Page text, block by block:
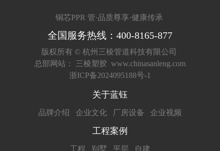
铜芯PPR 管·品质尊享·健康传承
全国服务热线：400-8165-877
版权所有 © 杭州三棱管道科技有限公司
总部网站： 三棱塑胶 www.chinasanleng.com
浙ICP备2024095188号-1
关于蓝钰
品牌介绍 企业文化 厂房设备 企业视频
工程案例
工程 别墅 平层 自建